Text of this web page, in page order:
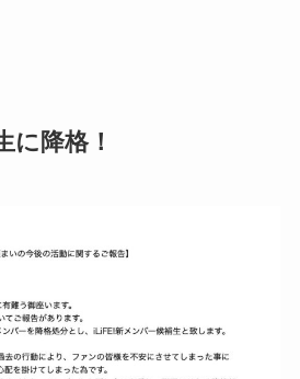
に降格！